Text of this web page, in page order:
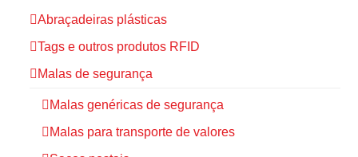
Abraçadeiras plásticas
Tags e outros produtos RFID
Malas de segurança
Malas genéricas de segurança
Malas para transporte de valores